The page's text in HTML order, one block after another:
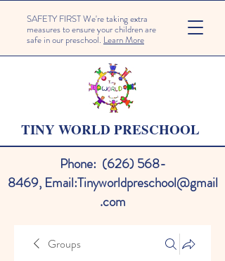
SAFETY FIRST We're taking extra
measures to ensure your children are
safe in our preschool. Learn More
TINY WORLD PRESCHOOL
Phone: (626) 568-
8469, Email:Tinyworldpreschool@gmail
.com
Groups